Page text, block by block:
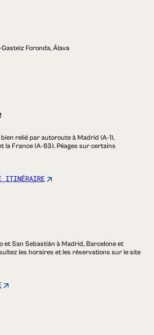
Foronda, Álava
relié par autoroute à Madrid (A-1),
la France (A-63). Péages sur certains
ITINÉRAIRE
et San Sebastián à Madrid, Barcelone et
les horaires et les réservations sur le site